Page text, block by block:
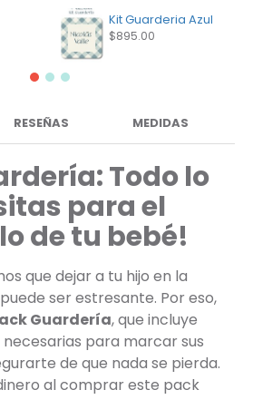
Kit Guarderia Azul
$895.00
RESEÑAS MEDIDAS
Todo lo
para el
de tu bebé!
que dejar a tu hijo en la
ser estresante. Por eso,
Guardería, que incluye
para marcar sus
de que nada se pierda.
al comprar este pack